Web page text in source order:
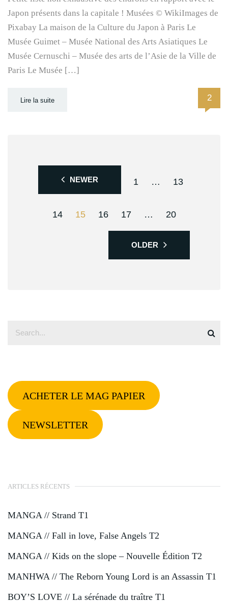
Japon présents dans la capitale ! Musées © WikiImages de
Pixabay La maison de la Culture du Japon à Paris Le
Musée Guimet – Musée National des Arts Asiatiques Le
Musée Cernuschi – Musée des arts de l’Asie de la Ville de
Paris Le Musée […]
Lire la suite 2
NEWER 1 … 13
14 15 16 17 … 20
OLDER
ACHETER LE MAG PAPIER
NEWSLETTER
ARTICLES RÉCENTS
MANGA // Strand T1
MANGA // Fall in love, False Angels T2
MANGA // Kids on the slope – Nouvelle Édition T2
MANHWA // The Reborn Young Lord is an Assassin T1
BOY’S LOVE // La sérénade du traître T1